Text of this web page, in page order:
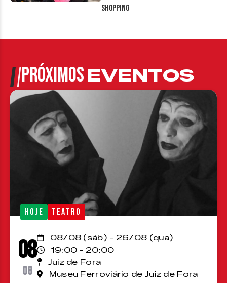
Shopping
PRÓXIMOSEVENTOS
HOJE TEATRO
08
08
08/08 (sáb) - 26/08 (qua)
19:00 - 20:00
Juiz de Fora
Museu Ferroviário de Juiz de Fora